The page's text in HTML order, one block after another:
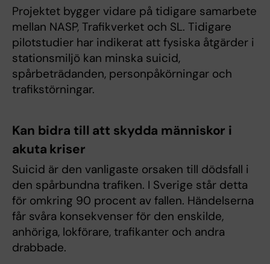
Projektet bygger vidare på tidigare samarbete
mellan NASP, Trafikverket och SL. Tidigare
pilotstudier har indikerat att fysiska åtgärder i
stationsmiljö kan minska suicid,
spårbeträdanden, personpåkörningar och
trafikstörningar.
Kan bidra till att skydda människor i
akuta kriser
Suicid är den vanligaste orsaken till dödsfall i
den spårbundna trafiken. I Sverige står detta
för omkring 90 procent av fallen. Händelserna
får svåra konsekvenser för den enskilde,
anhöriga, lokförare, trafikanter och andra
drabbade.